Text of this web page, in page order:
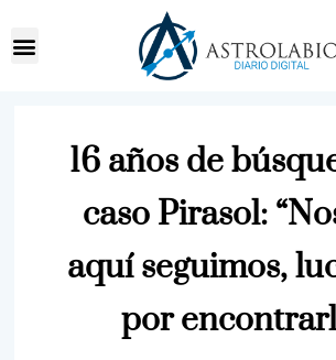
16 años de
caso Pirasol:
aquí seguimos,
por